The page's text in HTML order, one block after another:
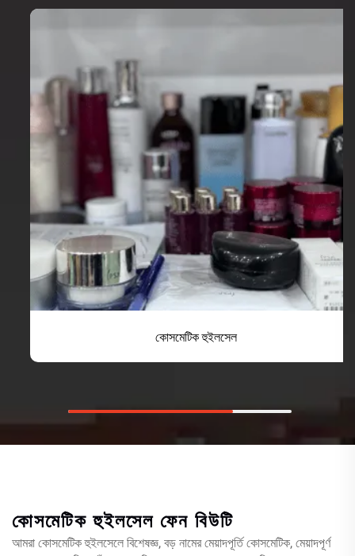
কোসমেটিক হুইলসেল
কোসমেটিক হুইলসেল ফেন বিউটি
আমরা কোসমেটিক হুইলসেলে বিশেষজ্ঞ, বড় নামের মেয়াদপূর্তি কোসমেটিক, মেয়াদপূর্ণ